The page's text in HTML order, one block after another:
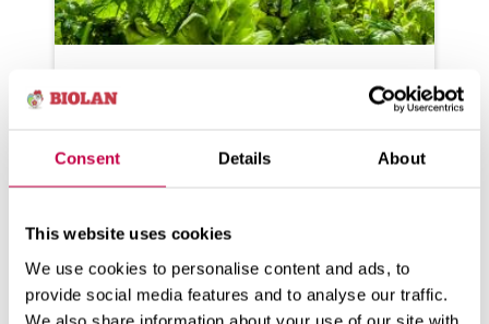
Consent Details About
This website uses cookies
We use cookies to personalise content and ads, to
provide social media features and to analyse our traffic.
We also share information about your use of our site with
Useim­mat yr­tit voi­daan kyl­vää suo­
raan kas­vu­pai­kal­le, mut­ta hy­
KATSO LISÄÄ